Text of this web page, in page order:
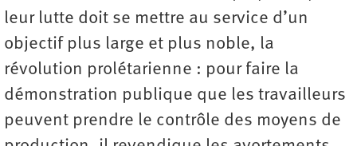
leur lutte doit se mettre au service d’un
objectif plus large et plus noble, la
révolution prolétarienne : pour faire la
démonstration publique que les travailleurs
peuvent prendre le contrôle des moyens de